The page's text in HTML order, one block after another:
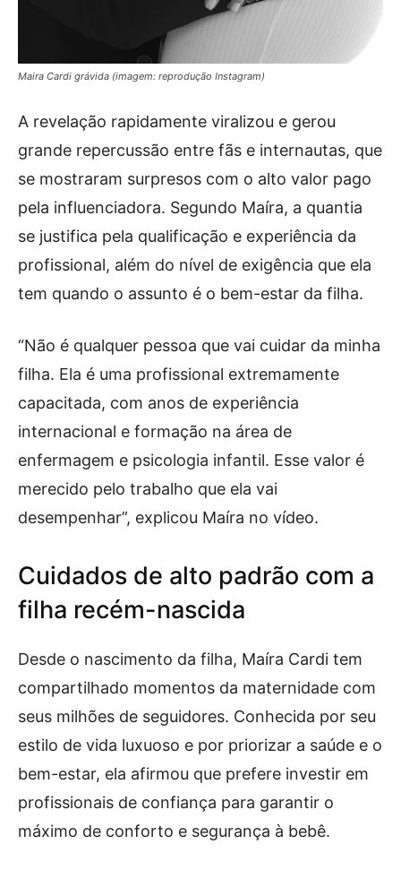
Maira Cardi grávida (imagem: reprodução Instagram)
A revelação rapidamente viralizou e gerou
grande repercussão entre fãs e internautas, que
se mostraram surpresos com o alto valor pago
pela influenciadora. Segundo Maíra, a quantia
se justifica pela qualificação e experiência da
profissional, além do nível de exigência que ela
tem quando o assunto é o bem-estar da filha.
“Não é qualquer pessoa que vai cuidar da minha
filha. Ela é uma profissional extremamente
capacitada, com anos de experiência
internacional e formação na área de
enfermagem e psicologia infantil. Esse valor é
merecido pelo trabalho que ela vai
desempenhar”, explicou Maíra no vídeo.
Cuidados de alto padrão com a
filha recém-nascida
Desde o nascimento da filha, Maíra Cardi tem
compartilhado momentos da maternidade com
seus milhões de seguidores. Conhecida por seu
estilo de vida luxuoso e por priorizar a saúde e o
bem-estar, ela afirmou que prefere investir em
profissionais de confiança para garantir o
máximo de conforto e segurança à bebê.